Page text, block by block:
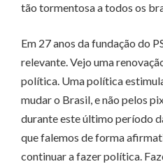
tão tormentosa a todos os
Em 27 anos da fundação do
relevante. Vejo uma
política. Uma política
mudar o Brasil, e não pelos
durante este último período
que falemos de forma
continuar a fazer política.